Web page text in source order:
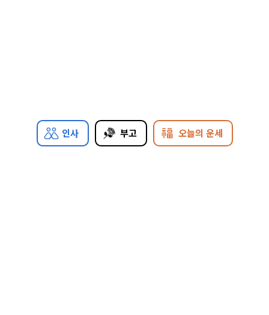
인사 부고 오늘의 운세